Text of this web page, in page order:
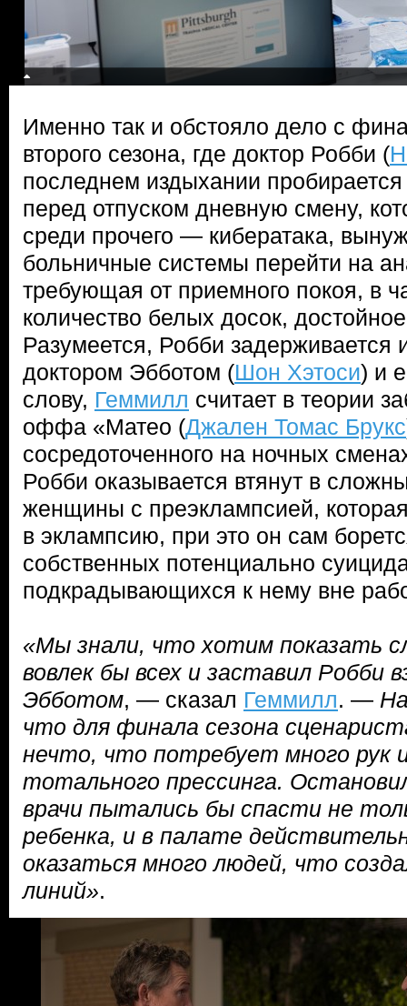
Именно так и обстояло дело с
второго сезона, где доктор Робби (
последнем издыхании
перед отпуском дневную смену,
среди прочего — кибератака,
больничные системы перейти на
требующая от приемного покоя, в
количество белых досок,
Разумеется, Робби задерживается
доктором Эбботом (Шон Хэтоси) и
слову, Геммилл считает в теории
оффа «Матео (Джален Томас Брукс
сосредоточенного на ночных
Робби оказывается втянут в
женщины с преэклампсией,
в эклампсию, при это он сам
собственных потенциально
подкрадывающихся к нему вне
«Мы знали, что хотим показать
вовлек бы всех и заставил Робби
Эбботом, — сказал Геммилл. —
что для финала сезона
нечто, что потребует много рук
тотального прессинга.
врачи пытались бы спасти не
ребенка, и в палате
оказаться много людей, что
линий».